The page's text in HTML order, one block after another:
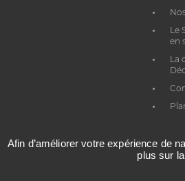
Le
en
La
Afin d’améliorer votre expérience de
plus sur